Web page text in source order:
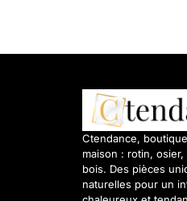
Ctendance,
maison : rotin,
bois. Des pièces
naturelles pour un